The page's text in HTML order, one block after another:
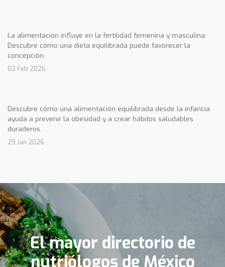
La alimentación influye en la fertilidad femenina y masculina.
Descubre cómo una dieta equilibrada puede favorecer la
concepción.
02 Feb 2026
Descubre cómo una alimentación equilibrada desde la infancia
ayuda a prevenir la obesidad y a crear hábitos saludables
duraderos.
29 Jan 2026
El mayor directorio de
nutriólogos de México